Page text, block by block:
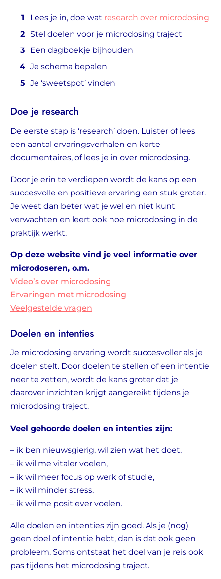
Lees je in, doe wat research over microdosing
Stel doelen voor je microdosing traject
Een dagboekje bijhouden
Je schema bepalen
Je ‘sweetspot’ vinden
Doe je research
De eerste stap is ‘research’ doen. Luister of lees
een aantal ervaringsverhalen en korte
documentaires, of lees je in over microdosing.
Door je erin te verdiepen wordt de kans op een
succesvolle en positieve ervaring een stuk groter.
Je weet dan beter wat je wel en niet kunt
verwachten en leert ook hoe microdosing in de
praktijk werkt.
Op deze website vind je veel informatie over
microdoseren, o.m.
Video’s over microdosing
Ervaringen met microdosing
Veelgestelde vragen
Doelen en intenties
Je microdosing ervaring wordt succesvoller als je
doelen stelt. Door doelen te stellen of een intentie
neer te zetten, wordt de kans groter dat je
daarover inzichten krijgt aangereikt tijdens je
microdosing traject.
Veel gehoorde doelen en intenties zijn:
– ik ben nieuwsgierig, wil zien wat het doet,
– ik wil me vitaler voelen,
– ik wil meer focus op werk of studie,
– ik wil minder stress,
– ik wil me positiever voelen.
Alle doelen en intenties zijn goed. Als je (nog)
geen doel of intentie hebt, dan is dat ook geen
probleem. Soms ontstaat het doel van je reis ook
pas tijdens het microdosing traject.